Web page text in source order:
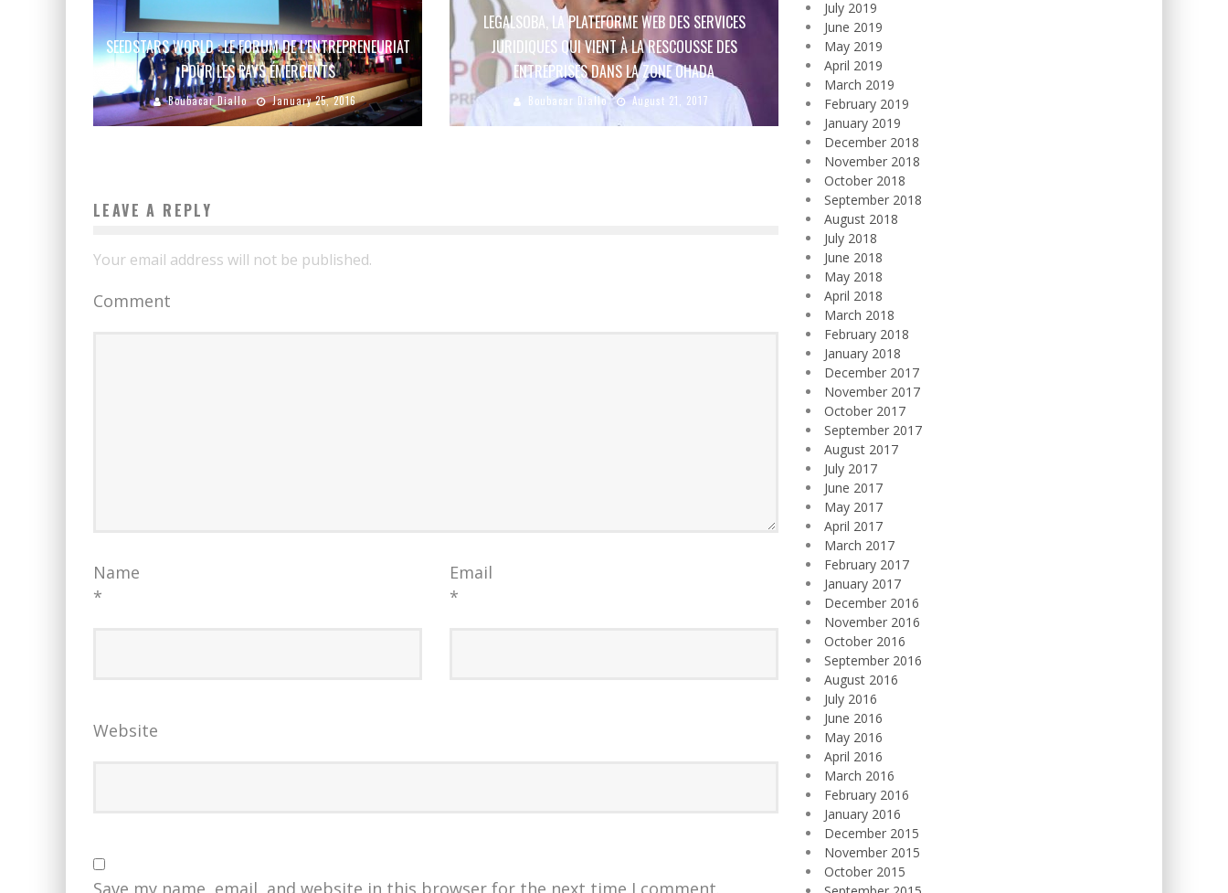
SEEDSTARS WORLD : LE FORUM DE L’ENTREPRENEURIAT
POUR LES PAYS ÉMERGENTS
Boubacar Diallo January 25, 2016
LEGALSOBA, LA PLATEFORME WEB DES SERVICES
JURIDIQUES QUI VIENT À LA RESCOUSSE DES
ENTREPRISES DANS LA ZONE OHADA
Boubacar Diallo August 21, 2017
LEAVE A REPLY
Your email address will not be published.
Comment
Name
*
Email
*
Website
July 2019
June 2019
May 2019
April 2019
March 2019
February 2019
January 2019
December 2018
November 2018
October 2018
September 2018
August 2018
July 2018
June 2018
May 2018
April 2018
March 2018
February 2018
January 2018
December 2017
November 2017
October 2017
September 2017
August 2017
July 2017
June 2017
May 2017
April 2017
March 2017
February 2017
January 2017
December 2016
November 2016
October 2016
September 2016
August 2016
July 2016
June 2016
May 2016
April 2016
March 2016
February 2016
January 2016
December 2015
November 2015
October 2015